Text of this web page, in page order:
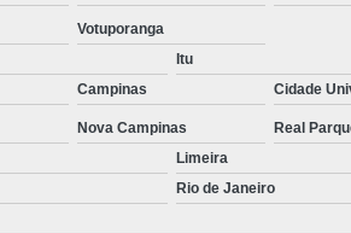
Votuporanga
Itu
Campinas Cidade
Nova Campinas Real
Limeira
Rio de Janeiro